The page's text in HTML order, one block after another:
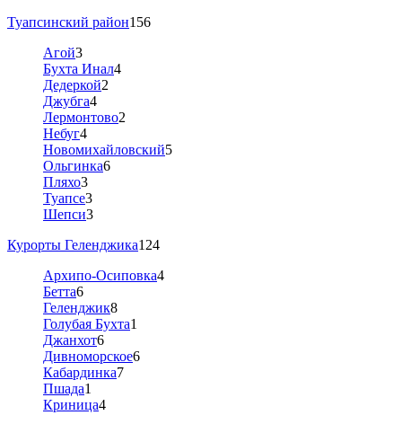
Туапсинский район156
Агой3
Бухта Инал4
Дедеркой2
Джубга4
Лермонтово2
Небуг4
Новомихайловский5
Ольгинка6
Пляхо3
Туапсе3
Шепси3
Курорты Геленджика124
Архипо-Осиповка4
Бетта6
Геленджик8
Голубая Бухта1
Джанхот6
Дивноморское6
Кабардинка7
Пшада1
Криница4